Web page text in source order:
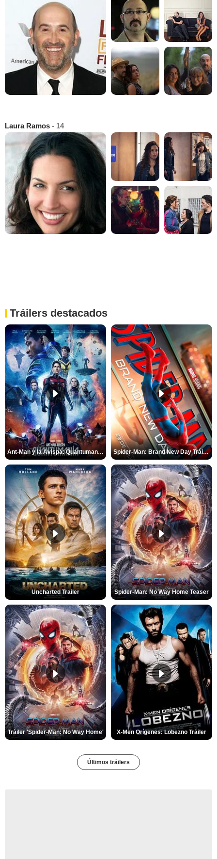
Laura Ramos - 14
Tráilers destacados
Ant-Man y la Avispa: Quantumanía Tráiler (2) Spider-Man: Brand New Day Tráiler (3)
Uncharted Trailer Spider-Man: No Way Home Teaser
Tráiler 'Spider-Man: No Way Home' X-Men Orígenes: Lobezno Tráiler
Últimos tráilers